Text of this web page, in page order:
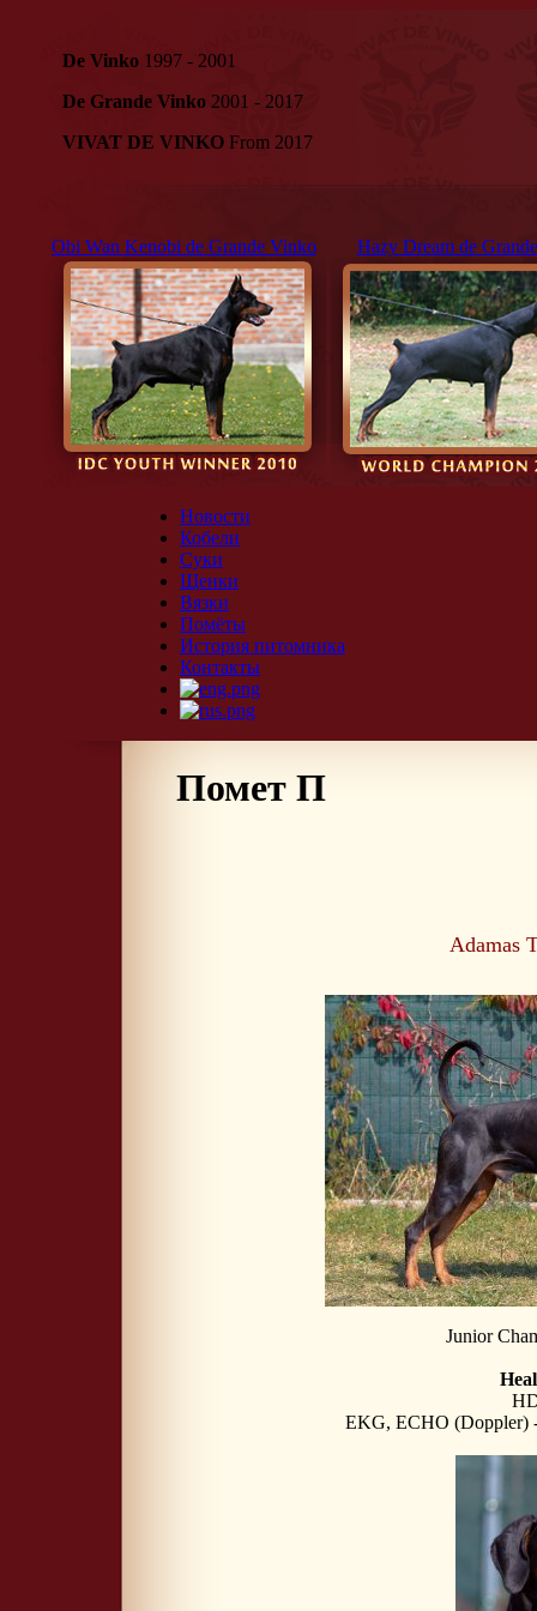
De Vinko 1997 - 2001
De Grande Vinko 2001 - 2017
VIVAT DE VINKO From 2017
Obi Wan Kenobi de Grande Vinko Hazy Dream de
Новости
Кобели
Суки
Щенки
Вязки
Помёты
История питомника
Контакты
Помет П
Adamas
Junior
EKG, ECHO (Doppler)